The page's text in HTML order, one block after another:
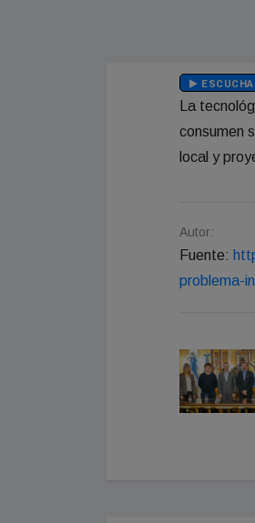
La
consumen
local y
Autor:
Fuente:
problema-